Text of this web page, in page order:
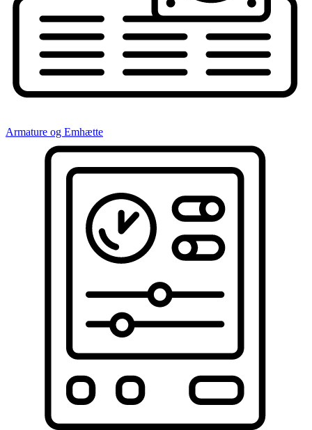
Armature og Emhætte